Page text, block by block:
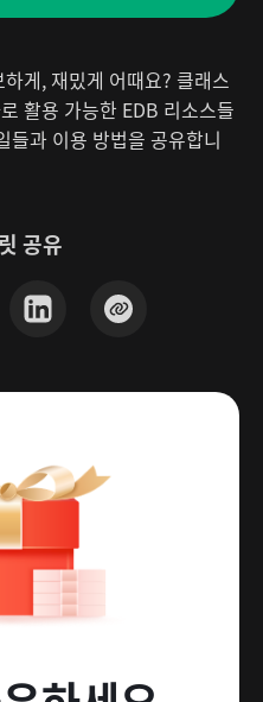
게, 재밌게 어때요? 클래스
활용 가능한 EDB 리소스들
들과 이용 방법을 공유합니
공유